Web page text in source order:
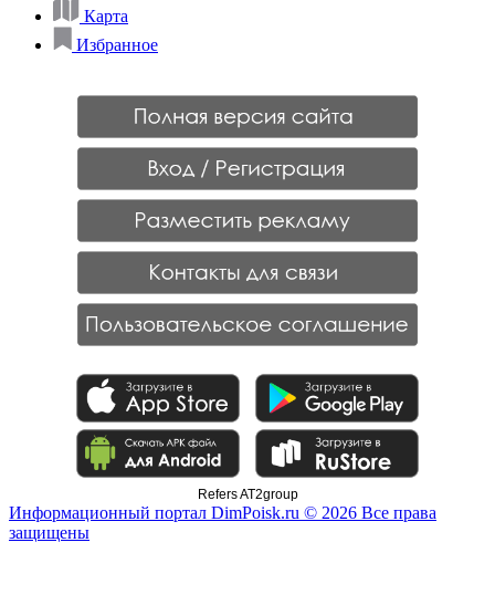
Карта
Избранное
Refers AT2group
Информационный портал DimPoisk.ru © 2026 Все права
защищены